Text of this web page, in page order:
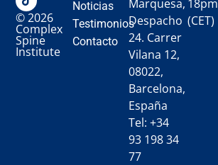
© 2026
Complex
Spine
Institute
Noticias
Testimonios
Contacto
Marquesa,
Despacho
24. Carrer
Vilana 12,
08022,
Barcelona,
España
Tel: +34
93 198 34
77
18pm
(CET)